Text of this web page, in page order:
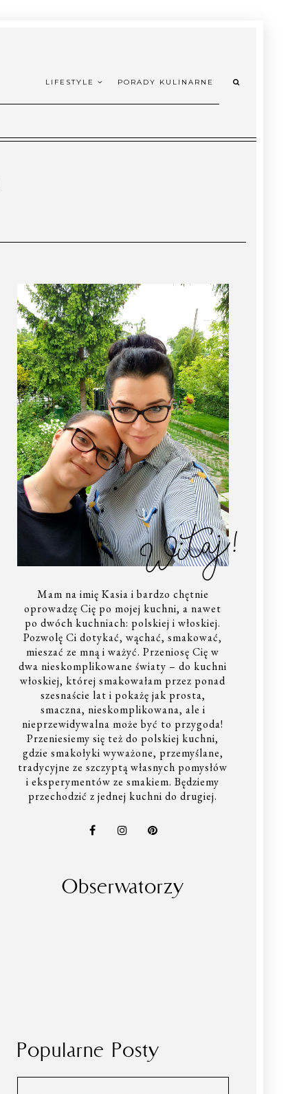
LIFESTYLE PORADY KULINARNE
Witaj!
Mam na imię Kasia i bardzo chętnie
oprowadzę Cię po mojej kuchni, a nawet
po dwóch kuchniach: polskiej i włoskiej.
Pozwolę Ci dotykać, wąchać, smakować,
mieszać ze mną i ważyć. Przeniosę Cię w
dwa nieskomplikowane światy – do kuchni
włoskiej, której smakowałam przez ponad
szesnaście lat i pokażę jak prosta,
smaczna, nieskomplikowana, ale i
nieprzewidywalna może być to przygoda!
Przeniesiemy się też do polskiej kuchni,
gdzie smakołyki wyważone, przemyślane,
tradycyjne ze szczyptą własnych pomysłów
i eksperymentów ze smakiem. Będziemy
przechodzić z jednej kuchni do drugiej.
Obserwatorzy
Popularne Posty